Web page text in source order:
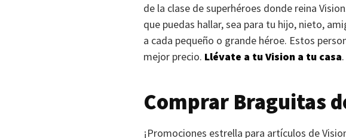
de la clase de superhéroes donde reina
que puedas hallar, sea para tu hijo, nieto,
a cada pequeño o grande héroe. Estos
mejor precio. Llévate a tu Vision a tu casa.
Comprar Braguitas
¡Promociones estrella para artículos de